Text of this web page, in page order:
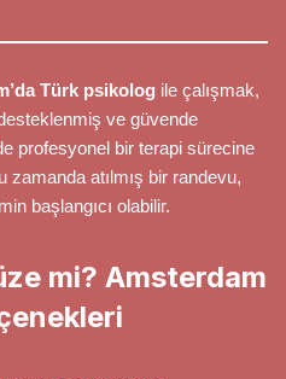
Türk psikolog ile çalışmak,
ve güvende
profesyonel bir terapi sürecine
zamanda atılmış bir randevu,
başlangıcı olabilir.
mi? Amsterdam